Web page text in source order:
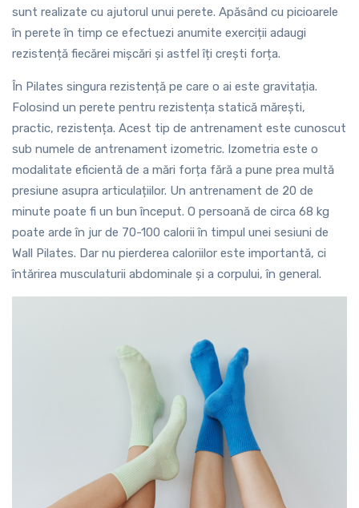
sunt realizate cu ajutorul unui perete. Apăsând cu picioarele
în perete în timp ce efectuezi anumite exerciții adaugi
rezistență fiecărei mișcări și astfel îți crești forța.
În Pilates singura rezistență pe care o ai este gravitația.
Folosind un perete pentru rezistența statică mărești,
practic, rezistența. Acest tip de antrenament este cunoscut
sub numele de antrenament izometric. Izometria este o
modalitate eficientă de a mări forța fără a pune prea multă
presiune asupra articulațiilor. Un antrenament de 20 de
minute poate fi un bun început. O persoană de circa 68 kg
poate arde în jur de 70-100 calorii în timpul unei sesiuni de
Wall Pilates. Dar nu pierderea caloriilor este importantă, ci
întărirea musculaturii abdominale și a corpului, în general.